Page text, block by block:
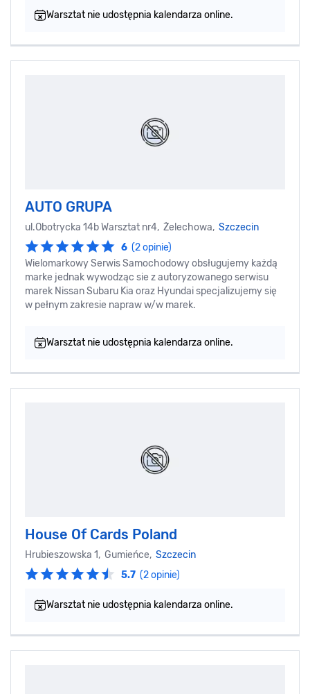
Warsztat nie udostępnia kalendarza online.
AUTO GRUPA
ul.Obotrycka 14b Warsztat nr4, Żelechowa, Szczecin
6 (2 opinie)
Wielomarkowy Serwis Samochodowy obsługujemy każdą
marke jednak wywodząc sie z autoryzowanego serwisu
marek Nissan Subaru Kia oraz Hyundai specjalizujemy się
w pełnym zakresie napraw w/w marek.
Warsztat nie udostępnia kalendarza online.
House Of Cards Poland
Hrubieszowska 1, Gumieńce, Szczecin
5.7 (2 opinie)
Warsztat nie udostępnia kalendarza online.